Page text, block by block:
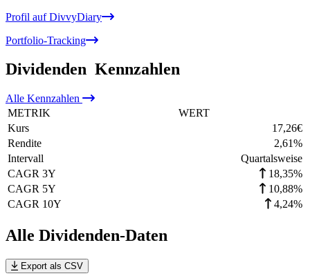
Profil auf DivvyDiary
Portfolio-Tracking
Dividenden Kennzahlen
Alle Kennzahlen
METRIK
WERT
Kurs
17,26€
Rendite
2,61%
Intervall
Quartalsweise
CAGR 3Y
18,35%
CAGR 5Y
10,88%
CAGR 10Y
4,24%
Alle Dividenden-Daten
Export als CSV